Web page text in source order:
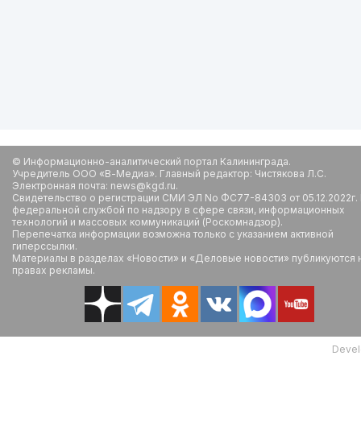
© Информационно-аналитический портал Калининграда.
Учредитель ООО «В-Медиа». Главный редактор: Чистякова Л.С.
Электронная почта: news@kgd.ru.
Свидетельство о регистрации СМИ ЭЛ No ФС77-84303 от
федеральной службой по надзору в сфере связи, информационных
технологий и массовых коммуникаций (Роскомнадзор).
Перепечатка информации возможна только с указанием активной
гиперссылки.
Материалы в разделах «Новости» и «Деловые новости» публикуются
правах рекламы.